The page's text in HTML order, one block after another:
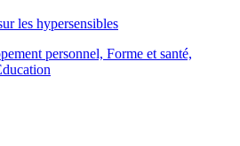
les hypersensibles
personnel, Forme et santé,